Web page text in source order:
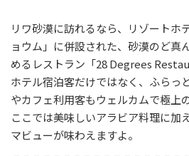
リワ砂漠に訪れるなら、リゾートホ
ョウム」に併設された、砂漠のど真
めるレストラン「28 Degrees
ホテル宿泊客だけではなく、ふらっ
やカフェ利用客もウェルカムで極上
ここでは美味しいアラビア料理に加
マビューが味わえますよ。